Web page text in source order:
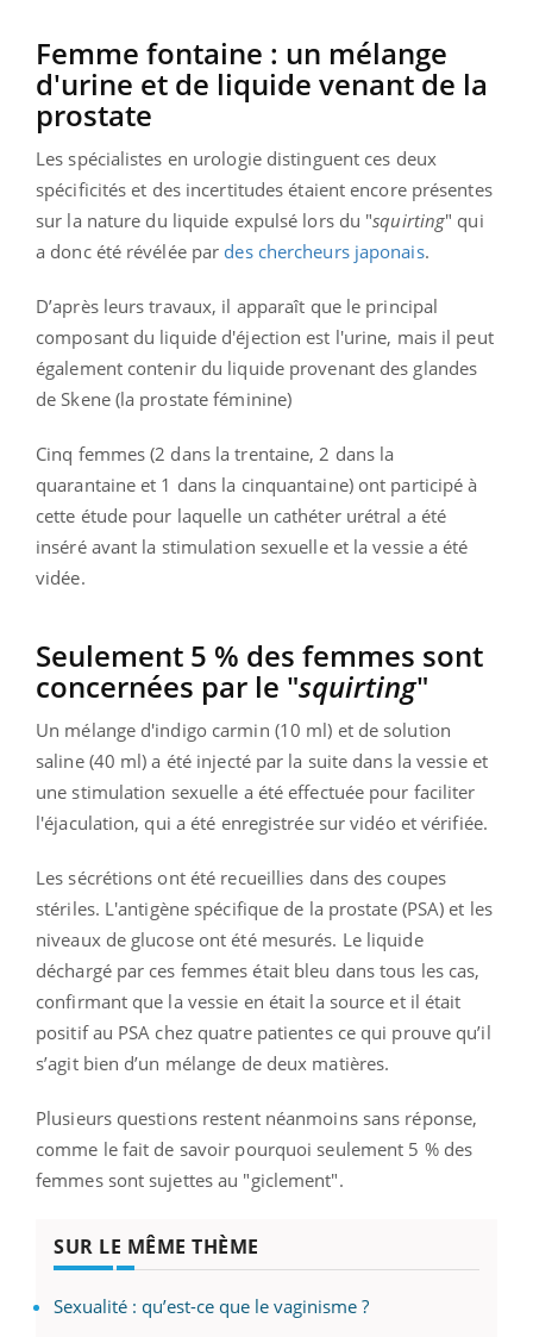
Femme fontaine : un mélange
d'urine et de liquide venant de la
prostate
Les spécialistes en urologie distinguent ces deux
spécificités et des incertitudes étaient encore présentes
sur la nature du liquide expulsé lors du "squirting" qui
a donc été révélée par des chercheurs japonais.
D’après leurs travaux, il apparaît que le principal
composant du liquide d'éjection est l'urine, mais il peut
également contenir du liquide provenant des glandes
de Skene (la prostate féminine)
Cinq femmes (2 dans la trentaine, 2 dans la
quarantaine et 1 dans la cinquantaine) ont participé à
cette étude pour laquelle un cathéter urétral a été
inséré avant la stimulation sexuelle et la vessie a été
vidée.
Seulement 5 % des femmes sont
concernées par le "squirting"
Un mélange d'indigo carmin (10 ml) et de solution
saline (40 ml) a été injecté par la suite dans la vessie et
une stimulation sexuelle a été effectuée pour faciliter
l'éjaculation, qui a été enregistrée sur vidéo et vérifiée.
Les sécrétions ont été recueillies dans des coupes
stériles. L'antigène spécifique de la prostate (PSA) et les
niveaux de glucose ont été mesurés. Le liquide
déchargé par ces femmes était bleu dans tous les cas,
confirmant que la vessie en était la source et il était
positif au PSA chez quatre patientes ce qui prouve qu’il
s’agit bien d’un mélange de deux matières.
Plusieurs questions restent néanmoins sans réponse,
comme le fait de savoir pourquoi seulement 5 % des
femmes sont sujettes au "giclement".
SUR LE MÊME THÈME
Sexualité : qu’est-ce que le vaginisme ?